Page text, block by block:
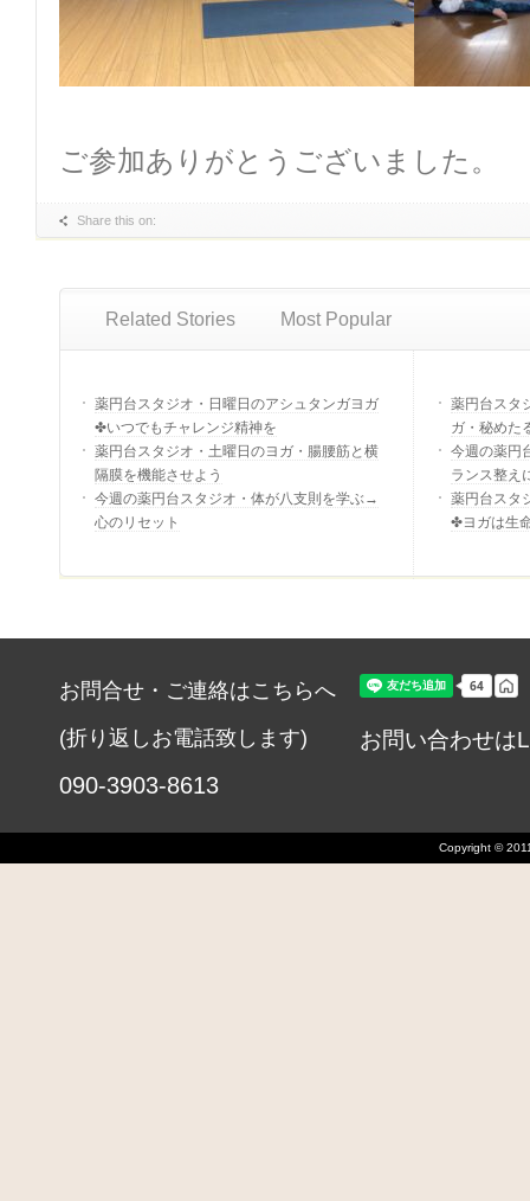
ご参加ありがとうございました。
Share this on:
Related Stories Most Popular
薬円台スタジオ・日曜日のアシュタンガヨガ
✤いつでもチャレンジ精神を
薬円台スタジオ・土曜日のヨガ・腸腰筋と横
隔膜を機能させよう
今週の薬円台スタジオ・体が八支則を学ぶ→
心のリセット
薬円台スタ
ガ・秘めた
今週の薬円
ランス整え
薬円台スタ
✤ヨガは生
お問合せ・ご連絡はこちらへ
(折り返しお電話致します)
090-3903-8613
お問い合わせは
Copyright ©